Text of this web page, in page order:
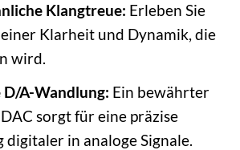
Klangtreue: Erleben Sie
Klarheit und Dynamik, die
wird.
A-Wandlung: Ein bewährter
sorgt für eine präzise
digitaler in analoge Signale.